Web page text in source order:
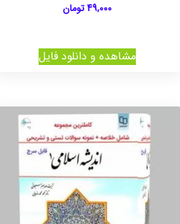
49,000 تومان
مشاهده و دانلود فایل